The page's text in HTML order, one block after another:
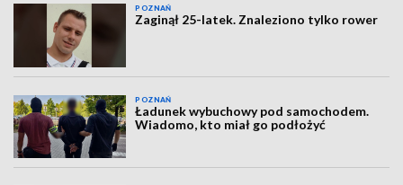
POZNAŃ
Zaginął 25-latek. Znaleziono tylko rower
POZNAŃ
Ładunek wybuchowy pod samochodem.
Wiadomo, kto miał go podłożyć